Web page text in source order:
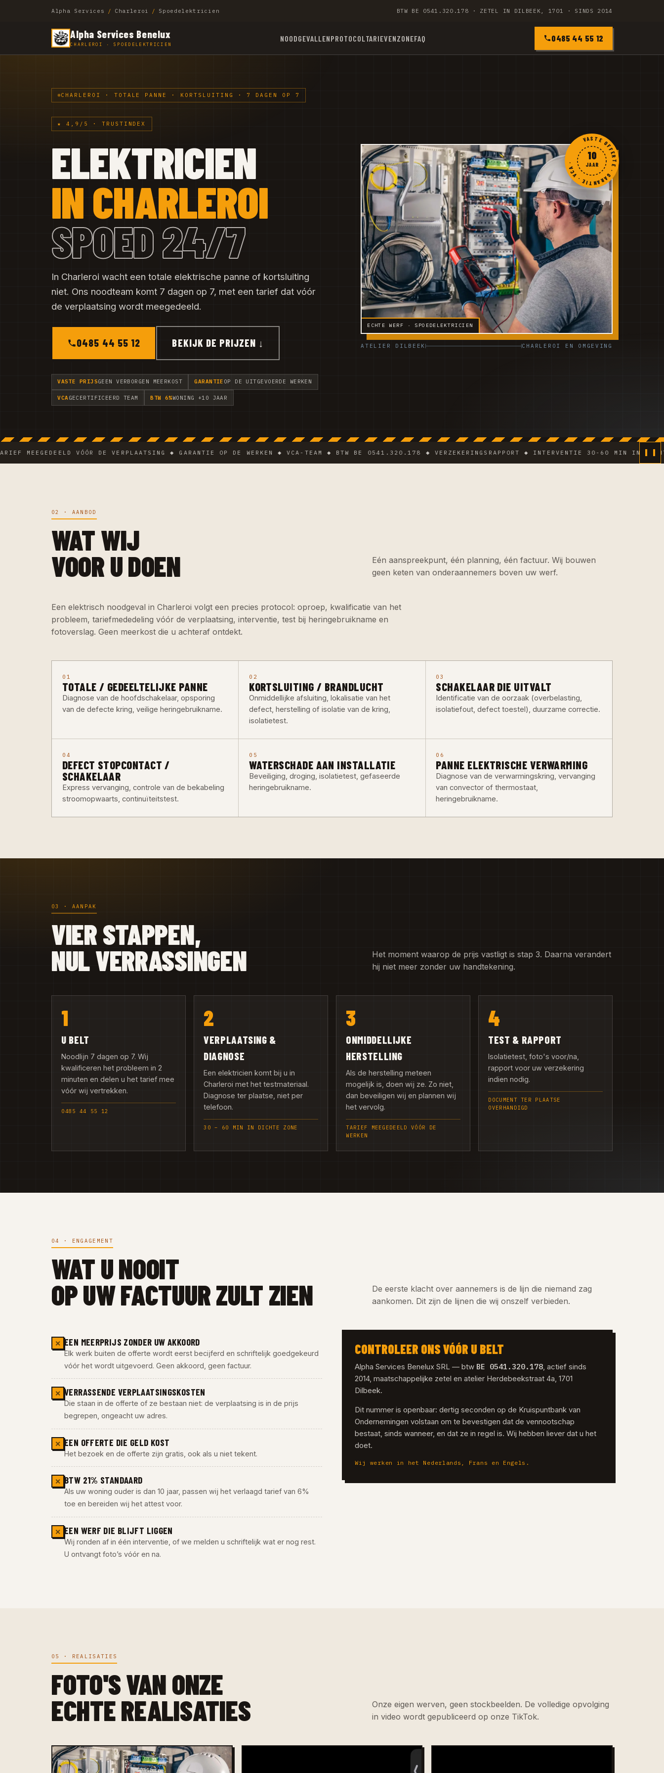
Alpha Services / Charleroi / Spoedelektricien BTW BE 0541.320.178 · ZETEL IN DILBEEK, 1701 · SINDS 2014
Alpha Services Benelux
CHARLEROI · SPOEDELEKTRICIEN
NOODGEVALLENPROTOCOL TARIEVENZONEFAQ 0485 44 55 12
CHARLEROI · TOTALE PANNE · KORTSLUITING · 7 DAGEN OP 7
★ 4,9/5 · TRUSTINDEX
ELEKTRICIEN
IN CHARLEROI
SPOED 24/7
In Charleroi wacht een totale elektrische panne of kortsluiting
niet. Ons noodteam komt 7 dagen op 7, met een tarief dat vóór
de verplaatsing wordt meegedeeld.
0485 44 55 12 BEKIJK DE PRIJZEN ↓
VASTE PRIJSGEEN VERBORGEN MEERKOST GARANTIE OP DE UITGEVOERDE WERKEN
VCA GECERTIFICEERD TEAM BTW 6%WONING +10 JAAR
ECHTE WERF · SPOEDELEKTRICIEN
VASTE OFFERTE · GARANTIE · VCA ·
10
JAAR
ATELIER DILBEEK CHARLEROI EN OMGEVING
VÓÓR DE VERPLAATSING ◆ GARANTIE OP DE WERKEN ◆ VCA-TEAM ◆ BTW BE 0541.320.178 ◆ VERZEKERINGSRAPPORT ◆ INTERVENTIE 30-60 MIN IN DICHTE
02 · AANBOD
WAT WIJ
VOOR U DOEN
Eén aanspreekpunt, één planning, één factuur. Wij bouwen
geen keten van onderaannemers boven uw werf.
Een elektrisch noodgeval in Charleroi volgt een precies protocol: oproep, kwalificatie van het
probleem, tariefmededeling vóór de verplaatsing, interventie, test bij heringebruikname en
fotoverslag. Geen meerkost die u achteraf ontdekt.
01
TOTALE / GEDEELTELIJKE PANNE
Diagnose van de hoofdschakelaar, opsporing
van de defecte kring, veilige heringebruikname.
02
KORTSLUITING / BRANDLUCHT
Onmiddellijke afsluiting, lokalisatie van het
defect, herstelling of isolatie van de kring,
isolatietest.
03
SCHAKELAAR DIE UITVALT
Identificatie van de oorzaak (overbelasting,
isolatiefout, defect toestel), duurzame correctie.
04
DEFECT STOPCONTACT /
SCHAKELAAR
Express vervanging, controle van de bekabeling
stroomopwaarts, continuïteitstest.
05
WATERSCHADE AAN INSTALLATIE
Beveiliging, droging, isolatietest, gefaseerde
heringebruikname.
06
PANNE ELEKTRISCHE VERWARMING
Diagnose van de verwarmingskring, vervanging
van convector of thermostaat,
heringebruikname.
03 · AANPAK
VIER STAPPEN,
NUL VERRASSINGEN
Het moment waarop de prijs vastligt is stap 3. Daarna verandert
hij niet meer zonder uw handtekening.
1
U BELT
Noodlijn 7 dagen op 7. Wij
kwalificeren het probleem in 2
minuten en delen u het tarief mee
vóór wij vertrekken.
0485 44 55 12
2
VERPLAATSING &
DIAGNOSE
Een elektricien komt bij u in
Charleroi met het testmateriaal.
Diagnose ter plaatse, niet per
telefoon.
30 – 60 MIN IN DICHTE ZONE
3
ONMIDDELLIJKE
HERSTELLING
Als de herstelling meteen
mogelijk is, doen wij ze. Zo niet,
dan beveiligen wij en plannen wij
het vervolg.
TARIEF MEEGEDEELD VÓÓR DE
WERKEN
4
TEST & RAPPORT
Isolatietest, foto's voor/na,
rapport voor uw verzekering
indien nodig.
DOCUMENT TER PLAATSE
OVERHANDIGD
04 · ENGAGEMENT
WAT U NOOIT
OP UW FACTUUR ZULT ZIEN
De eerste klacht over aannemers is de lijn die niemand zag
aankomen. Dit zijn de lijnen die wij onszelf verbieden.
✕ EEN MEERPRIJS ZONDER UW AKKOORD
Elk werk buiten de offerte wordt eerst becijferd en schriftelijk goedgekeurd
vóór het wordt uitgevoerd. Geen akkoord, geen factuur.
✕ VERRASSENDE VERPLAATSINGSKOSTEN
Die staan in de offerte of ze bestaan niet: de verplaatsing is in de prijs
begrepen, ongeacht uw adres.
✕ EEN OFFERTE DIE GELD KOST
Het bezoek en de offerte zijn gratis, ook als u niet tekent.
✕ BTW 21% STANDAARD
Als uw woning ouder is dan 10 jaar, passen wij het verlaagd tarief van 6%
toe en bereiden wij het attest voor.
✕ EEN WERF DIE BLIJFT LIGGEN
Wij ronden af in één interventie, of we melden u schriftelijk wat er nog rest.
U ontvangt foto’s vóór en na.
CONTROLEER ONS VÓÓR U BELT
Alpha Services Benelux SRL — btw BE 0541.320.178, actief sinds
2014, maatschappelijke zetel en atelier Herdebeekstraat 4a, 1701
Dilbeek.
Dit nummer is openbaar: dertig seconden op de Kruispuntbank van
Ondernemingen volstaan om te bevestigen dat de vennootschap
bestaat, sinds wanneer, en dat ze in regel is. Wij hebben liever dat u het
doet.
Wij werken in het Nederlands, Frans en Engels.
05 · REALISATIES
FOTO'S VAN ONZE
ECHTE REALISATIES
Onze eigen werven, geen stockbeelden. De volledige opvolging
in video wordt gepubliceerd op onze TikTok.